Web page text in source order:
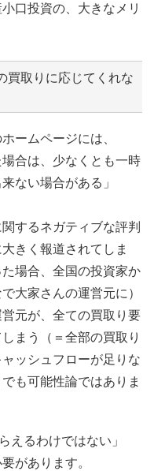
口投資の、大きなメリ
買取りに応じてくれな
ームページには、
合は、少なくとも一時
ない場合がある」
するネガティブな評判
きく報道されてしま
場合、全国の投資家か
大家さんの運営元に）
元が、全ての買取り要
まう（＝全部の買取り
ッシュフローが足りな
も可能性論ではありま
えるわけではない」
があります。